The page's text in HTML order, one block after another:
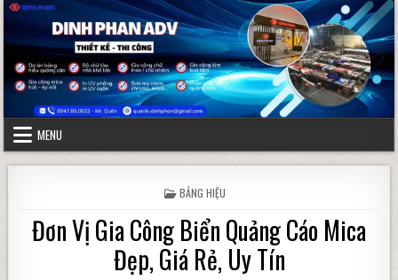
Skip to content
MENU
POSTED IN
BẢNG HIỆU
Đơn Vị Gia Công Biển Quảng Cáo Mica
Đẹp, Giá Rẻ, Uy Tín